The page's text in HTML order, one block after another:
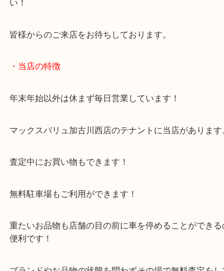
加西市からお越しのお客様よりエレキギターをお買
ギター好きの方ならよくご存じのブランドですね！